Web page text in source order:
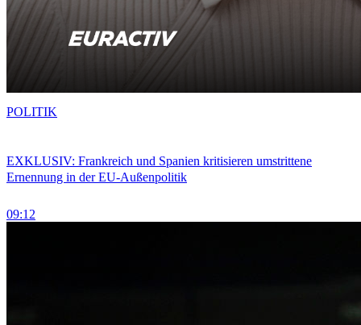
EXKLUSIV: Frankreich und Spanien kritisieren umstrittene
Ernennung in der EU-Außenpolitik
09:12
POLITIK